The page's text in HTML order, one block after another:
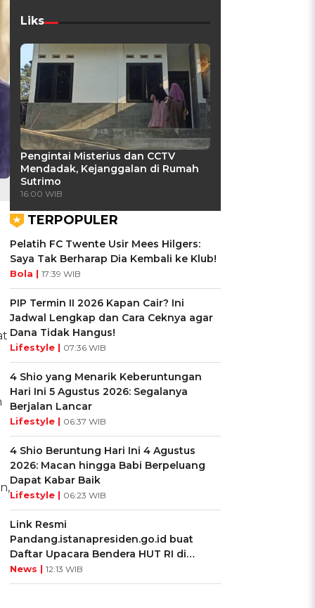
Liks
Pengintai Misterius dan CCTV
Mendadak, Kejanggalan di Rumah
Sutrimo
16:00 WIB
TERPOPULER
Pelatih FC Twente Usir Mees Hilgers:
Saya Tak Berharap Dia Kembali ke Klub!
Bola | 17:39 WIB
PIP Termin II 2026 Kapan Cair? Ini
Jadwal Lengkap dan Cara Ceknya agar
Dana Tidak Hangus!
Lifestyle | 07:36 WIB
4 Shio yang Menarik Keberuntungan
Hari Ini 5 Agustus 2026: Segalanya
Berjalan Lancar
Lifestyle | 06:37 WIB
4 Shio Beruntung Hari Ini 4 Agustus
2026: Macan hingga Babi Berpeluang
Dapat Kabar Baik
Lifestyle | 06:23 WIB
Link Resmi
Pandang.istanapresiden.go.id buat
Daftar Upacara Bendera HUT RI di
Istana Negara
News | 12:13 WIB